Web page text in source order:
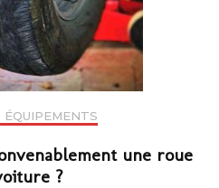
ÉQUIPEMENTS
une roue
?